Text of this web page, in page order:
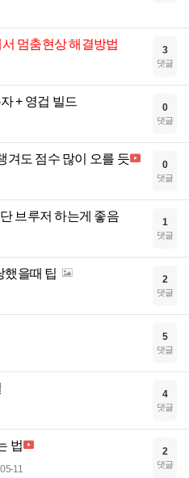
멈춤현상 해결방법 3
댓글
+ 영겁 빌드 0
댓글
겨도 점수 많이 오를 듯 0
댓글
브루저 하는게 좋음 1
댓글
했을때 팁 2
댓글
5
댓글
4
댓글
법
05-11
2
댓글